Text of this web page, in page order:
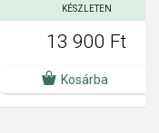
KÉSZLETEN
13 900 Ft
Kosárba